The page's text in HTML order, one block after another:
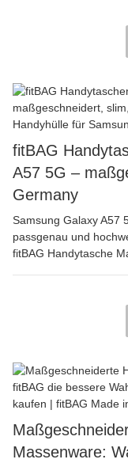
fitBAG
A57 5G –
Germany
Samsung Galaxy A57
passgenau und
fitBAG Handytasche
Massenware: